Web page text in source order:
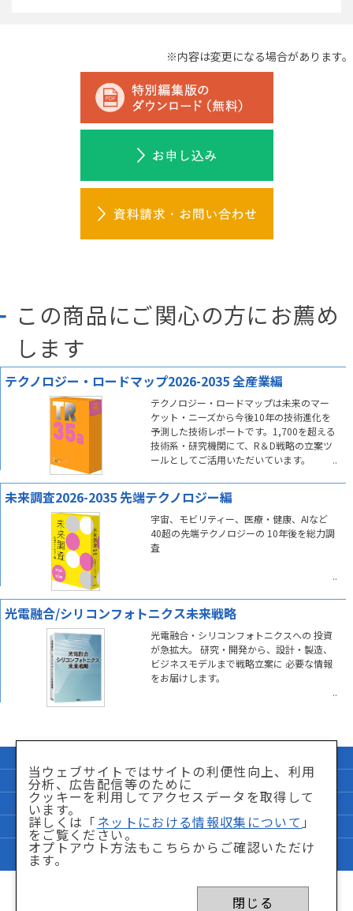
※内容は変更になる場合があります。
この商品にご関心の方にお薦め
します
テクノロジー・ロードマップ2026-2035 全産業編
テクノロジー・ロードマップは未来のマー
ケット・ニーズから今後10年の技術進化を
予測した技術レポートです。1,700を超える
技術系・研究機関にて、R＆D戦略の立案ツ
ールとしてご活用いただいています。
未来調査2026-2035 先端テクノロジー編
宇宙、モビリティー、医療・健康、AIなど
40超の先端テクノロジーの 10年後を総力調
査
光電融合/シリコンフォトニクス未来戦略
光電融合・シリコンフォトニクスへの 投資
が急拡大。 研究・開発から、設計・製造、
ビジネスモデルまで戦略立案に 必要な情報
をお届けします。
当ウェブサイトではサイトの利便性向上、利用
分析、広告配信等のために
クッキーを利用してアクセスデータを取得して
います。
詳しくは「 ネットにおける情報収集について 」
をご覧ください。
オプトアウト方法もこちらからご確認いただけ
ます。
閉じる
個人情報保護方針
「特商法」に関して
サイト利用条件
ネットにおける情報収集について
FAQ お問い合わせ
Copyright © Nikkei BP Marketing,inc. All Rights Reserved.